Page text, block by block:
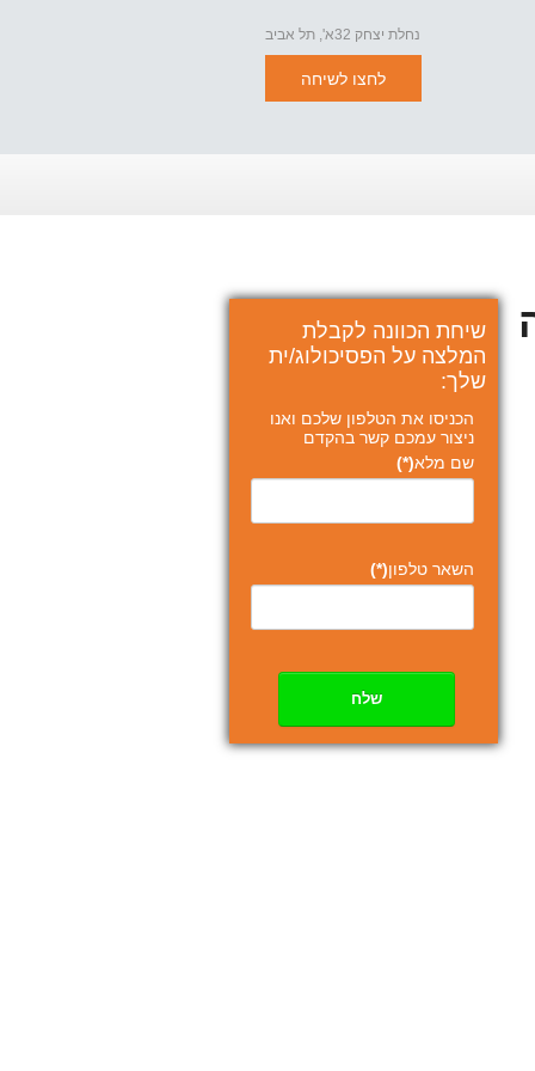
נחלת יצחק 32א', תל אביב
לחצו לשיחה
שיחת הכוונה לקבלת
המלצה על הפסיכולוג/ית
שלך:
הכניסו את הטלפון שלכם ואנו
ניצור עמכם קשר בהקדם
שם מלא(*)
השאר טלפון(*)
שלח